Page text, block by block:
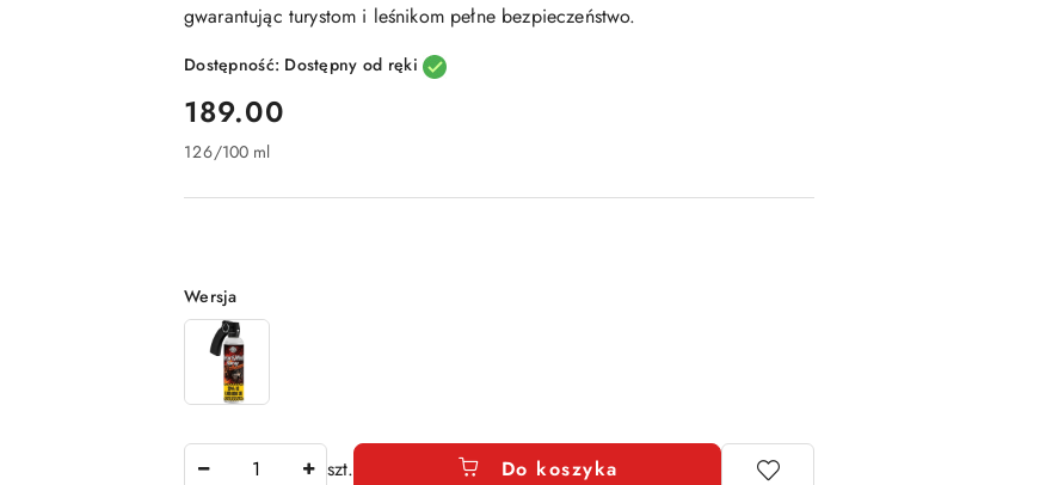
gwarantując turystom i leśnikom pełne bezpieczeństwo.
Dostępność: Dostępny od ręki
cena:
189.00
126/100 ml
Wariant
Wersja
szt. Do koszyka